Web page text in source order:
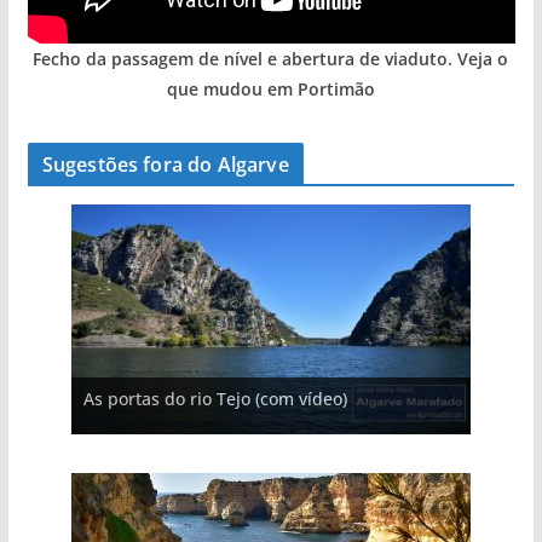
Fecho da passagem de nível e abertura de viaduto. Veja o
que mudou em Portimão
Sugestões fora do Algarve
As portas do rio Tejo (com vídeo)
A aldeia mais portuguesa de Portugal (com
vídeo)
A piscina natural com cascata